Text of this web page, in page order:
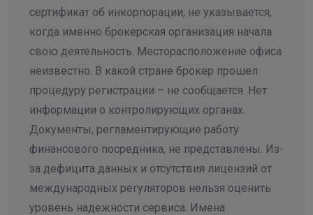
сертификат об инкорпорации, не указывается,
когда именно брокерская организация начала
свою деятельность. Месторасположение офиса
неизвестно. В какой стране брокер прошел
процедуру регистрации – не сообщается. Нет
информации о контролирующих органах.
Документы, регламентирующие работу
финансового посредника, не представлены. Из-
за дефицита данных и отсутствия лицензий от
международных регуляторов нельзя оценить
уровень надежности сервиса. Имена